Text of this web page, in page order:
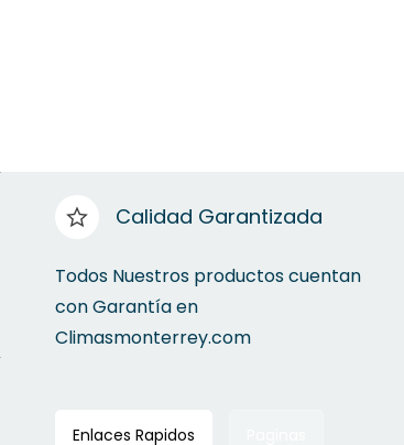
Calidad Garantizada
Todos Nuestros productos cuentan
con Garantía en
Climasmonterrey.com
Enlaces Rapidos